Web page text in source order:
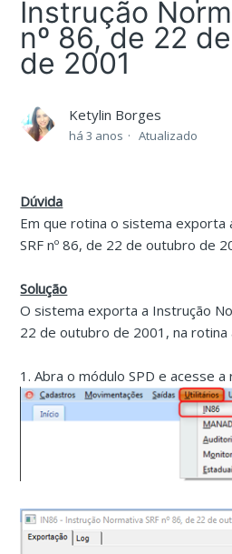
Instrução
nº 86, de 22
de 2001
Ketylin Borges
há 3 anos Atualizado
Dúvida
Em que rotina o sistema exporta
SRF nº 86, de 22 de outubro de
Solução
O sistema exporta a Instrução
22 de outubro de 2001, na rotina
1. Abra o módulo SPD e acesse